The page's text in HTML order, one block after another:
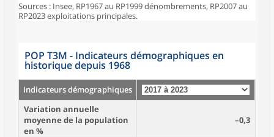
Sources : Insee, RP1967 au RP1999 dénombrements, RP2007 au
RP2023 exploitations principales.
POP T3M - Indicateurs démographiques en
historique depuis 1968
Indicateurs démographiques
Variation annuelle
moyenne de la population
en %
–0,3